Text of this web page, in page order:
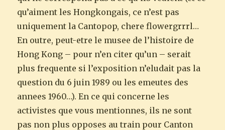
qu’aiment les Hongkongais, ce n’est pas
uniquement la Cantopop, chere flowergrrrl…
En outre, peut-etre le musee de l’histoire de
Hong Kong – pour n’en citer qu’un – serait
plus frequente si l’exposition n’eludait pas la
question du 6 juin 1989 ou les emeutes des
annees 1960…). En ce qui concerne les
activistes que vous mentionnes, ils ne sont
pas non plus opposes au train pour Canton